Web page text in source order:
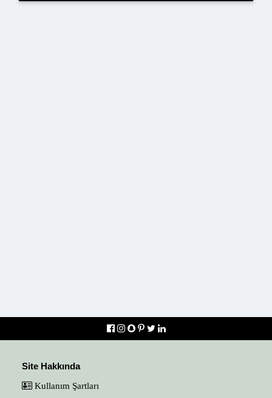
Site Hakkında
Kullanım Şartları